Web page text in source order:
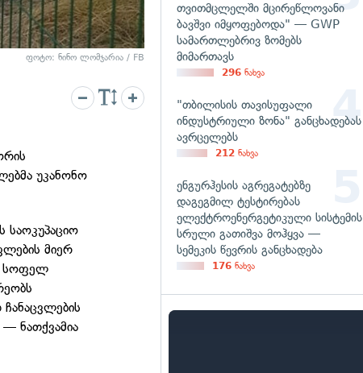
ფოტო: ნინო ლომჯარია / FB
უკანონო
საოკუპაციო
მიერ
სოფელ
ნათქვამია
თვითმცლელში მცირეწლოვანი
ბავშვი იმყოფებოდა" — GWP
სამართლებრივ ზომებს
მიმართავს
296 ნახვა
"თბილისის თავისუფალი
ინდუსტრიული ზონა" განცხადებას
ავრცელებს
212 ნახვა
ენგურჰესის აგრეგატებზე
დაგეგმილ ტესტირებას
ელექტროენერგეტიკული სისტემის
სრული გათიშვა მოჰყვა —
სემეკის წევრის განცხადება
176 ნახვა